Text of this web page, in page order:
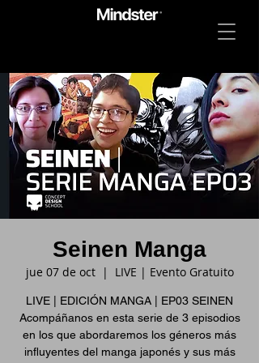
Seinen Manga
jue 07 de oct
  |
LIVE | Evento Gratuito
LIVE | EDICIÓN MANGA | EP03 SEINEN
Acompáñanos en esta serie de 3 episodios
en los que abordaremos los géneros más
influyentes del manga japonés y sus más